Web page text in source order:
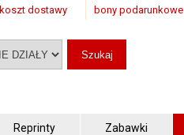
bony podarunkowe
koszt dostawy
Reprinty Zabawki